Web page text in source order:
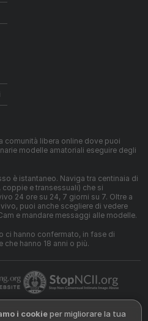
comunità libera online dove puoi
modelle amatoriali eseguire degli
è istantaneo. Naviga tra centinaia di
e transessuali) che si
24 ore su 24, 7 giorni su 7. Oltre a
puoi anche scegliere di vedere
e mandare messaggi alle modelle.
ci hanno confermato, in fase di
hanno 18 anni o più.
i cookieper migliorare la tua